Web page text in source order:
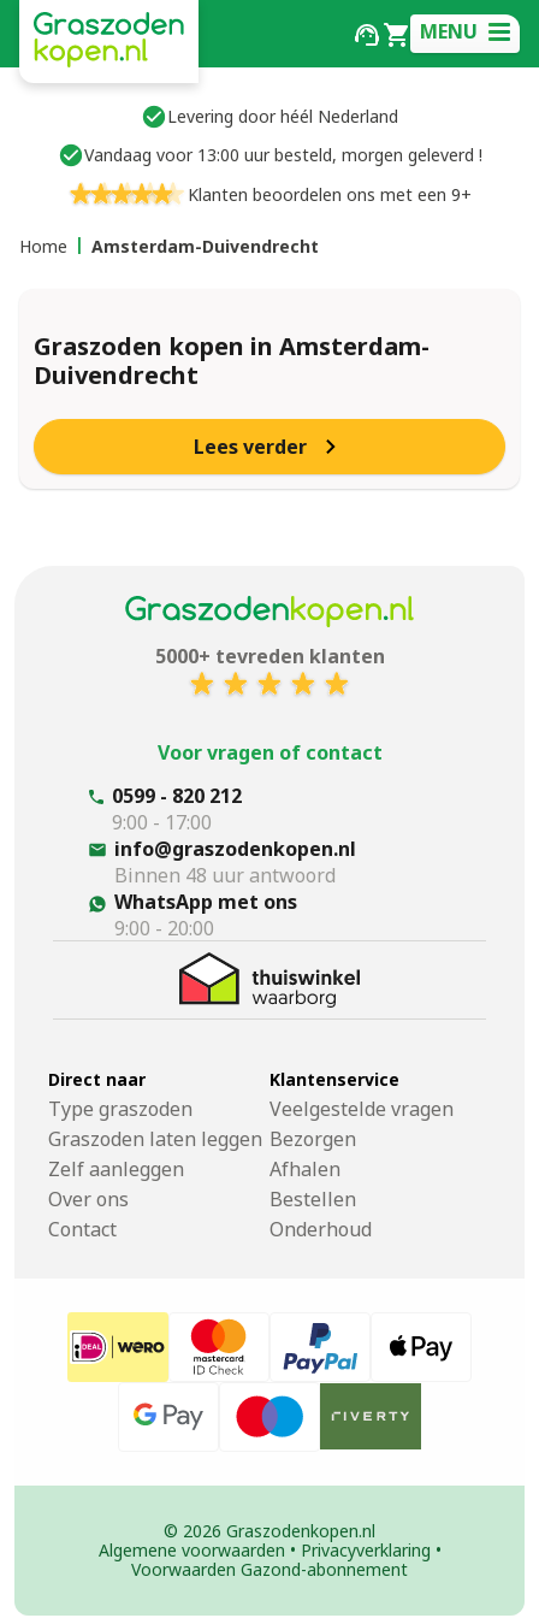
MENU
Levering door héél Nederland
Vandaag voor 13:00 uur besteld, morgen geleverd !
Klanten beoordelen ons met een 9+
Home Amsterdam-Duivendrecht
Graszoden kopen in Amsterdam-
Duivendrecht
Lees verder
5000+ tevreden klanten
Voor vragen of contact
0599 - 820 212
9:00 - 17:00
info@graszodenkopen.nl
Binnen 48 uur antwoord
WhatsApp met ons
9:00 - 20:00
Direct naar
Type graszoden
Graszoden laten leggen
Zelf aanleggen
Over ons
Contact
Klantenservice
Veelgestelde vragen
Bezorgen
Afhalen
Bestellen
Onderhoud
© 2026 Graszodenkopen.nl
Algemene voorwaarden • Privacyverklaring •
Voorwaarden Gazond-abonnement